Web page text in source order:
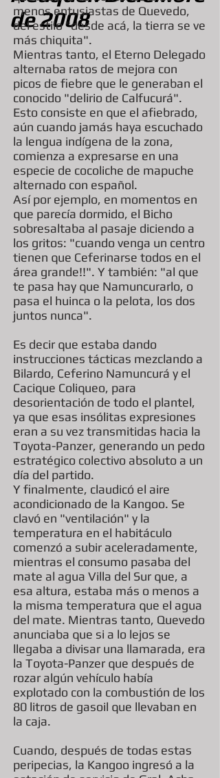
de 2008
menos entusiastas de Quevedo,
del estilo "desde acá, la tierra se ve
más chiquita".
Mientras tanto, el Eterno Delegado
alternaba ratos de mejora con
picos de fiebre que le generaban el
conocido "delirio de Calfucurá".
Esto consiste en que el afiebrado,
aún cuando jamás haya escuchado
la lengua indígena de la zona,
comienza a expresarse en una
especie de cocoliche de mapuche
alternado con español.
Así por ejemplo, en momentos en
que parecía dormido, el Bicho
sobresaltaba al pasaje diciendo a
los gritos: "cuando venga un centro
tienen que Ceferinarse todos en el
área grande!!". Y también: "al que
te pasa hay que Namuncurarlo, o
pasa el huinca o la pelota, los dos
juntos nunca".
Es decir que estaba dando
instrucciones tácticas mezclando a
Bilardo, Ceferino Namuncurá y el
Cacique Coliqueo, para
desorientación de todo el plantel,
ya que esas insólitas expresiones
eran a su vez transmitidas hacia la
Toyota-Panzer, generando un pedo
estratégico colectivo absoluto a un
día del partido.
Y finalmente, claudicó el aire
acondicionado de la Kangoo. Se
clavó en "ventilación" y la
temperatura en el habitáculo
comenzó a subir aceleradamente,
mientras el consumo pasaba del
mate al agua Villa del Sur que, a
esa altura, estaba más o menos a
la misma temperatura que el agua
del mate. Mientras tanto, Quevedo
anunciaba que si a lo lejos se
llegaba a divisar una llamarada, era
la Toyota-Panzer que después de
rozar algún vehículo había
explotado con la combustión de los
80 litros de gasoil que llevaban en
la caja.
Cuando, después de todas estas
peripecias, la Kangoo ingresó a la